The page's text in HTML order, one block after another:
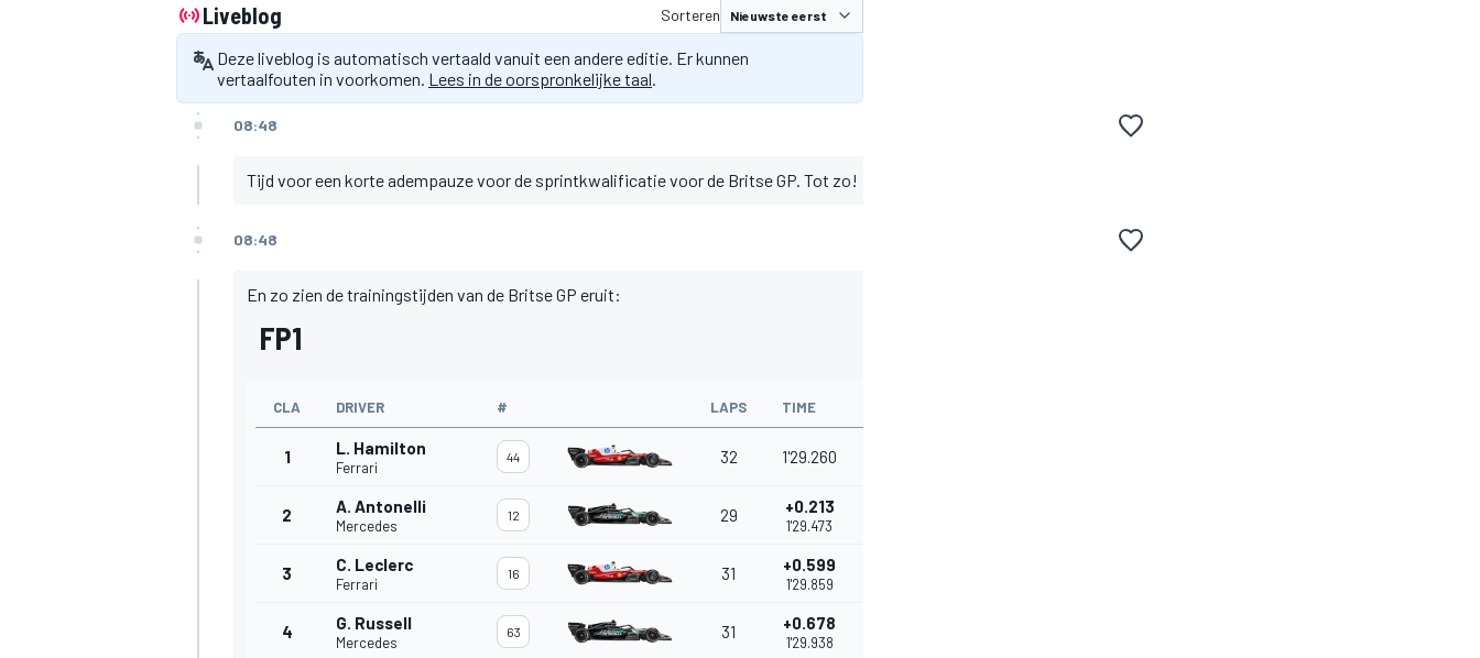
Liveblog Sorteren
Deze liveblog is automatisch vertaald vanuit een andere editie. Er kunnen
vertaalfouten in voorkomen. Lees in de oorspronkelijke taal
08:48
Tijd voor een korte adempauze voor de sprintkwalificatie voor de Britse GP. Tot zo!
08:48
En zo zien de trainingstijden van de Britse GP eruit:
FP1
CLA DRIVER # LAPS TIME
1 L. Hamilton
Ferrari
44 32 1'29.260
2 A. Antonelli
Mercedes
12 29 +0.213
1'29.473
3 C. Leclerc
Ferrari
16 31 +0.599
1'29.859
4 G. Russell
Mercedes
63 31 +0.678
1'29.938